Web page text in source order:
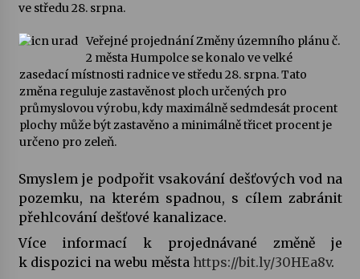
Pozvánka na integrační festival Quijotova
28. 7. 2026
Letní koncerty ve Stromovce: Kolchoz a
Jenakaši
28. 7. 2026
23. 7. 2026
22. 7. 2026
ve středu 28. srpna.
Veřejné projednání Změny územního plánu č.
2 města Humpolce se konalo ve velké
zasedací místnosti radnice ve středu 28. srpna. Tato
změna reguluje zastavěnost ploch určených pro
průmyslovou výrobu, kdy maximálně sedmdesát procent
plochy může být zastavěno a minimálně třicet procent je
určeno pro zeleň.
Smyslem je podpořit vsakování dešťových vod na
pozemku, na kterém spadnou, s cílem zabránit
přehlcování dešťové kanalizace.
Více informací k projednávané změně je
k dispozici na webu města https://bit.ly/30HEa8v.